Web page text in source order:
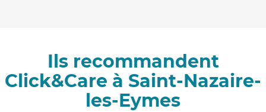
Ils recommandent
Click&Care à Saint-Nazaire-
les-Eymes